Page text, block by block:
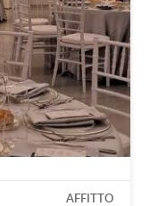
AFFITTO